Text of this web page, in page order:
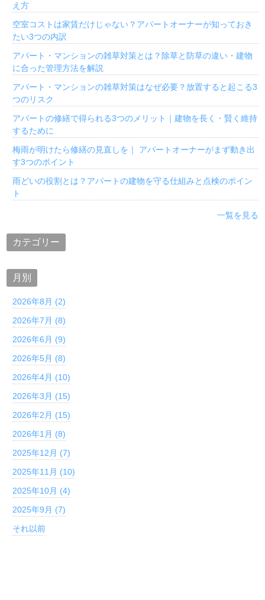
え方
空室コストは家賃だけじゃない？アパートオーナーが知っておき
たい3つの内訳
アパート・マンションの雑草対策とは？除草と防草の違い・建物
に合った管理方法を解説
アパート・マンションの雑草対策はなぜ必要？放置すると起こる3
つのリスク
アパートの修繕で得られる3つのメリット｜建物を長く・賢く維持
するために
梅雨が明けたら修繕の見直しを｜ アパートオーナーがまず動き出
す3つのポイント
雨どいの役割とは？アパートの建物を守る仕組みと点検のポイン
ト
一覧を見る
カテゴリー
月別
2026年8月 (2)
2026年7月 (8)
2026年6月 (9)
2026年5月 (8)
2026年4月 (10)
2026年3月 (15)
2026年2月 (15)
2026年1月 (8)
2025年12月 (7)
2025年11月 (10)
2025年10月 (4)
2025年9月 (7)
それ以前